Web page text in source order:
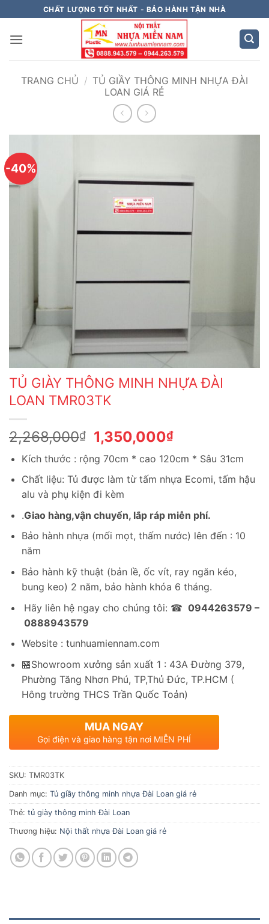
qua
nội
CHẤT LƯỢNG TỐT NHẤT - BẢO HÀNH TẬN NHÀ
TRANG CHỦ / TỦ GIẦY THÔNG MINH NHỰA ĐÀI
LOAN GIÁ RẺ
-40%
TỦ GIÀY THÔNG MINH NHỰA ĐÀI
LOAN TMR03TK
2,268,000₫
Giá
gốc
là:
2,268,000₫.
1,350,000₫Giá
tại
là:
Kích thước : rộng 70cm * cao 120cm * Sâu 31cm
Chất liệu: Tủ được làm từ tấm nhựa Ecomi, tấm hậu
alu và phụ kiện đi kèm
.Giao hàng,vận chuyển, lắp ráp miễn phí.
Bảo hành nhựa (mối mọt, thấm nước) lên đến : 10
năm
Bảo hành kỹ thuật (bản lề, ốc vít, ray ngăn kéo,
bung keo) 2 năm, bảo hành khóa 6 tháng.
Hãy liên hệ ngay cho chúng tôi: ☎ 0944263579 –
0888943579
Website : tunhuamiennam.com
🏪Showroom xưởng sản xuất 1 : 43A Đường 379,
Phường Tăng Nhơn Phú, TP,Thủ Đức, TP.HCM (
Hông trường THCS Trần Quốc Toản)
MUA NGAY
Gọi điện và giao hàng tận nơi MIỄN PHÍ
SKU: TMR03TK
Danh mục: Tủ giầy thông minh nhựa Đài Loan giá rẻ
Thẻ: tủ giày thông minh Đài Loan
Thương hiệu: Nội thất nhựa Đài Loan giá rẻ